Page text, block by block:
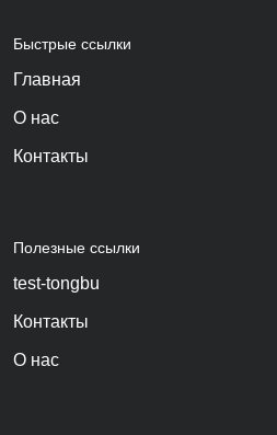
Быстрые ссылки
Главная
О нас
Контакты
Полезные ссылки
test-tongbu
Контакты
О нас